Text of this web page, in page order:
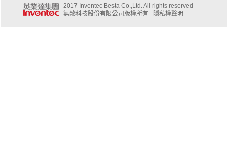
2017 Inventec Besta Co.,Ltd. All rights reserved
無敵科技股份有限公司版權所有
隱私權聲明